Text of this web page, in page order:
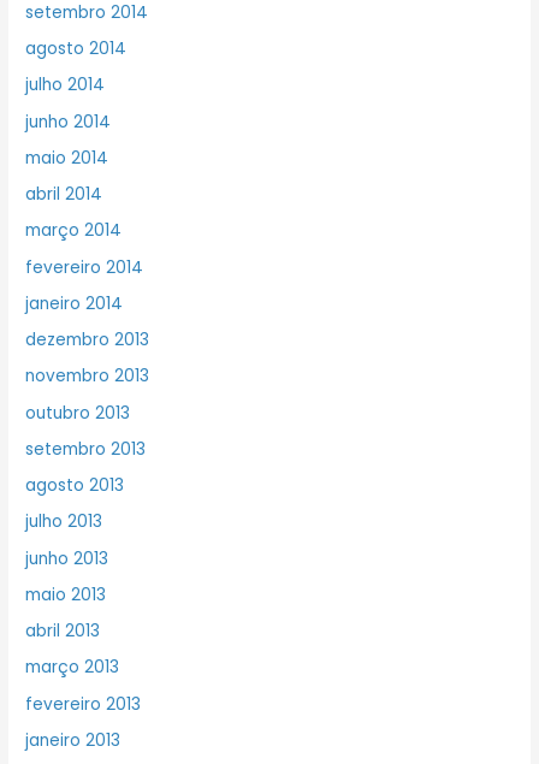
setembro 2014
agosto 2014
julho 2014
junho 2014
maio 2014
abril 2014
março 2014
fevereiro 2014
janeiro 2014
dezembro 2013
novembro 2013
outubro 2013
setembro 2013
agosto 2013
julho 2013
junho 2013
maio 2013
abril 2013
março 2013
fevereiro 2013
janeiro 2013